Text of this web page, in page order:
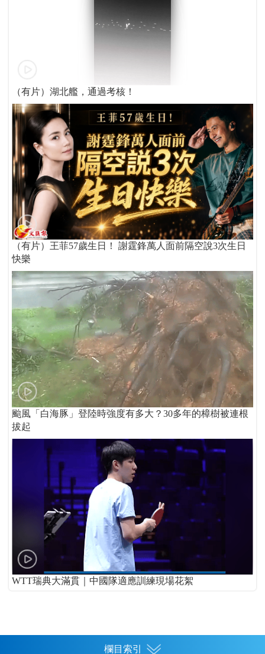
（有片）湖北艦，通過考核！
（有片）王菲57歲生日！ 謝霆鋒萬人面前隔空說3次生日
快樂
颱風「白海豚」登陸時強度有多大？30多年的樟樹被連根
拔起
WTT瑞典大滿貫｜中國隊適應訓練現場花絮
欄目索引